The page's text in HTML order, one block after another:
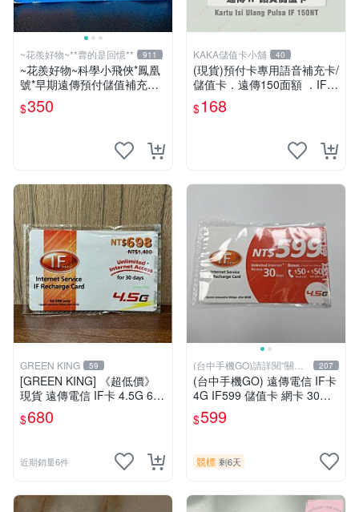
~花羨好物~**賣的是回憶** 911
~花羨好物~科學小飛俠*鳳凰
號*早期遠傳預付儲值補充卡
一609
$350
KAKA儲值卡小舖 40
(現貨)預付卡專用語音補充卡/
儲值卡．遠傳150面額 ．IF 1
50 [KAKA儲值卡小舖]
$168
GREEN KING 59
[GREEN KING] 《超低價》
現貨 遠傳電信 IF卡 4.5G 698
30天網路吃到飽 儲值卡 網卡
網路儲值卡 上網卡
$680
近期銷量6件
(台中手機GO)請詳閱“關於
我
207
(台中手機GO) 遠傳電信 IF卡
4G IF599 儲值卡 網卡 30天
（限外籍人士號碼專用！
$599
競標 剩6天